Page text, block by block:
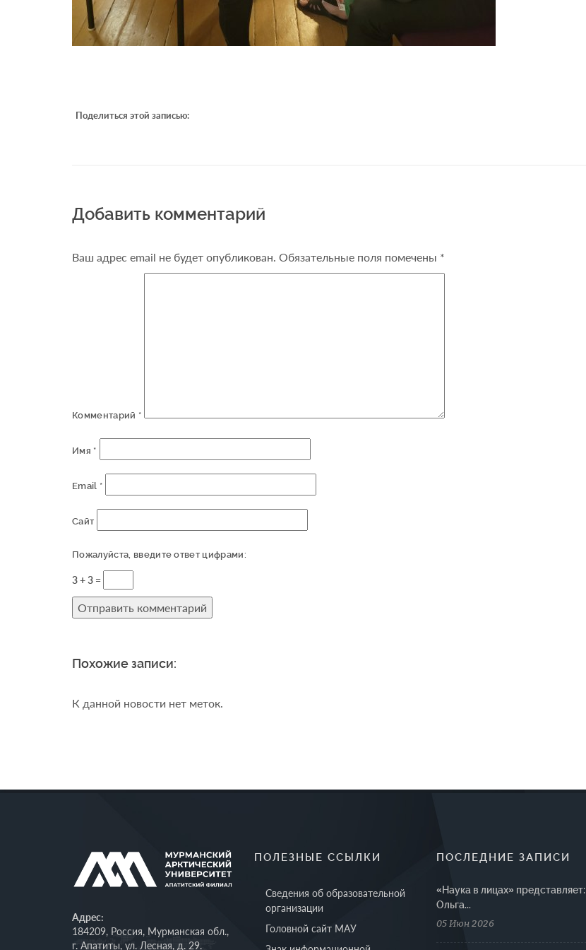
Поделиться этой записью:
Добавить комментарий
Ваш адрес email не будет опубликован. Обязательные поля помечены *
Комментарий *
Имя *
Email *
Сайт
Пожалуйста, введите ответ цифрами:
3 + 3 =
Похожие записи:
К данной новости нет меток.
Адрес:
184209, Россия, Мурманская обл.,
г. Апатиты, ул. Лесная, д. 29.
ПОЛЕЗНЫЕ ССЫЛКИ
Сведения об образовательной
организации
Головной сайт МАУ
ПОСЛЕДНИЕ ЗАПИСИ
«Наука в лицах» представляет:
Ольга...
05 Июн 2026